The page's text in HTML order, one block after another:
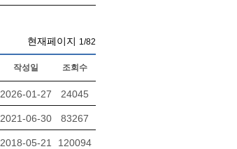
현재페이지 1/82
작성일 조회수
2026-01-27 24045
2021-06-30 83267
2018-05-21 120094